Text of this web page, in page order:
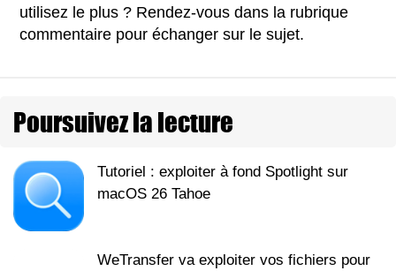
utilisez le plus ? Rendez-vous dans la rubrique
commentaire pour échanger sur le sujet.
Poursuivez la lecture
Tutoriel : exploiter à fond Spotlight sur
macOS 26 Tahoe
WeTransfer va exploiter vos fichiers pour